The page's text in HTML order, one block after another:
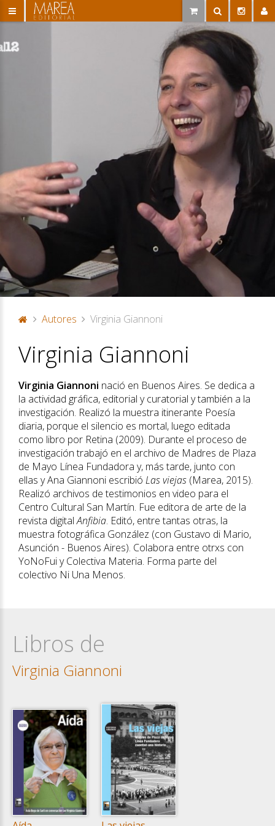
or
ta
a
Autores Virginia Giannoni
Virginia Giannoni
Virginia Giannoni nació en Buenos Aires. Se dedica a
la actividad gráfica, editorial y curatorial y también a la
investigación. Realizó la muestra itinerante Poesía
diaria, porque el silencio es mortal, luego editada
como libro por Retina (2009). Durante el proceso de
investigación trabajó en el archivo de Madres de Plaza
de Mayo Línea Fundadora y, más tarde, junto con
ellas y Ana Giannoni escribió Las viejas (Marea, 2015).
Realizó archivos de testimonios en video para el
Centro Cultural San Martín. Fue editora de arte de la
revista digitalAnfibia. Editó, entre tantas otras, la
muestra fotográfica González (con Gustavo di Mario,
Asunción - Buenos Aires). Colabora entre otrxs con
YoNoFui y Colectiva Materia. Forma parte del
colectivo Ni Una Menos.
Libros de
Virginia Giannoni